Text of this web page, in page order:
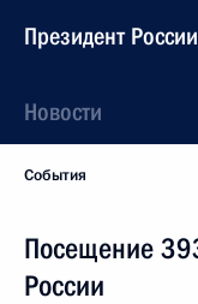
Президент России
Новости
События
Посещение
России